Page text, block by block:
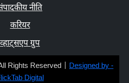
नीति
करियर
व्हाट्सएप ग्रुप
Rights Reserved | Designed by -
Digital